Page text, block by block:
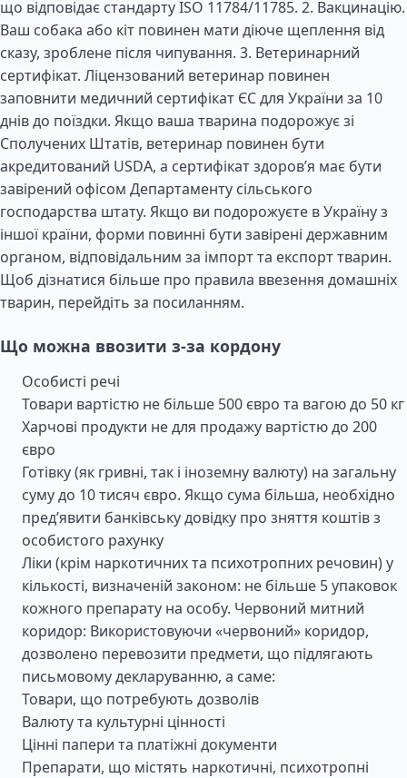
що відповідає стандарту ISO 11784/11785. 2. Вакцинацію.
Ваш собака або кіт повинен мати діюче щеплення від
сказу, зроблене після чипування. 3. Ветеринарний
сертифікат. Ліцензований ветеринар повинен
заповнити медичний сертифікат ЄС для України за 10
днів до поїздки. Якщо ваша тварина подорожує зі
Сполучених Штатів, ветеринар повинен бути
акредитований USDA, а сертифікат здоров’я має бути
завірений офісом Департаменту сільського
господарства штату. Якщо ви подорожуєте в Україну з
іншої країни, форми повинні бути завірені державним
органом, відповідальним за імпорт та експорт тварин.
Щоб дізнатися більше про правила ввезення домашніх
тварин, перейдіть за посиланням.
Що можна ввозити з-за кордону
Особисті речі
Товари вартістю не більше 500 євро та вагою до 50 кг
Харчові продукти не для продажу вартістю до 200
євро
Готівку (як гривні, так і іноземну валюту) на загальну
суму до 10 тисяч євро. Якщо сума більша, необхідно
пред’явити банківську довідку про зняття коштів з
особистого рахунку
Ліки (крім наркотичних та психотропних речовин) у
кількості, визначеній законом: не більше 5 упаковок
кожного препарату на особу. Червоний митний
коридор: Використовуючи «червоний» коридор,
дозволено перевозити предмети, що підлягають
письмовому декларуванню, а саме:
Товари, що потребують дозволів
Валюту та культурні цінності
Цінні папери та платіжні документи
Препарати, що містять наркотичні, психотропні